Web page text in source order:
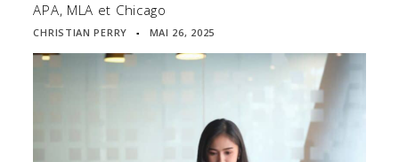
APA, MLA et Chicago
CHRISTIAN PERRY ▪ MAI 26, 2025